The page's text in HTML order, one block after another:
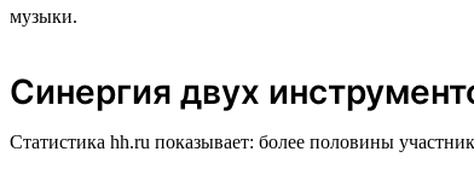
музыки.
Синергия двух
Статистика hh.ru показывает: более половины